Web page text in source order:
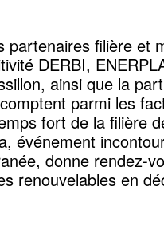
partenaires filière et
DERBI,
ainsi que la
parmi les
fort de la filière
événement
donne rendez-
renouvelables en